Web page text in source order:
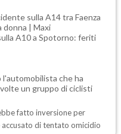
sulla A14 tra Faenza
donna | Maxi
A10 a Spotorno: feriti
che ha
un gruppo di ciclisti
fatto inversione per
di tentato omicidio